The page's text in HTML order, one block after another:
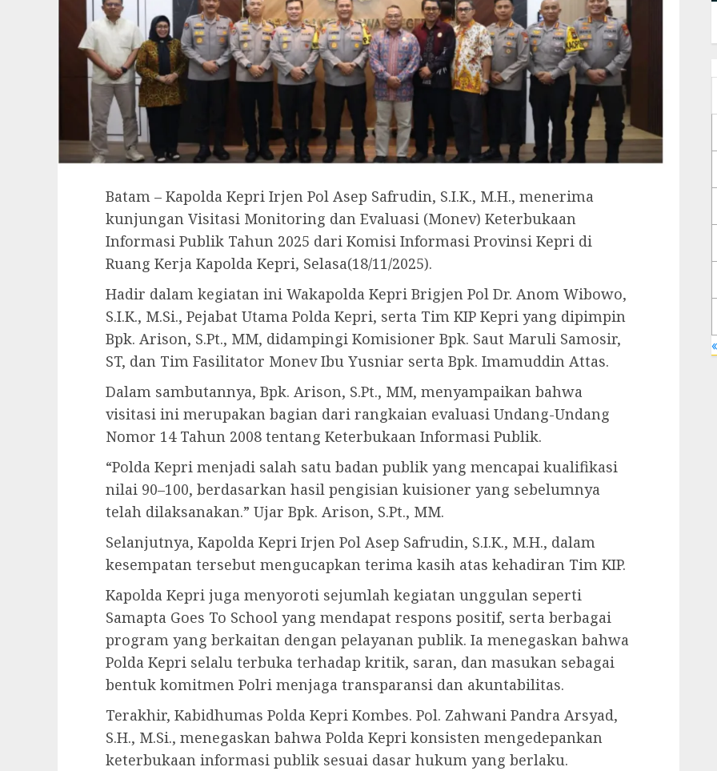
Batam – Kapolda Kepri Irjen Pol Asep Safrudin, S.I.K., M.H., menerima
kunjungan Visitasi Monitoring dan Evaluasi (Monev) Keterbukaan
Informasi Publik Tahun 2025 dari Komisi Informasi Provinsi Kepri di
Ruang Kerja Kapolda Kepri, Selasa(18/11/2025).
Hadir dalam kegiatan ini Wakapolda Kepri Brigjen Pol Dr. Anom Wibowo,
S.I.K., M.Si., Pejabat Utama Polda Kepri, serta Tim KIP Kepri yang dipimpin
Bpk. Arison, S.Pt., MM, didampingi Komisioner Bpk. Saut Maruli Samosir,
ST, dan Tim Fasilitator Monev Ibu Yusniar serta Bpk. Imamuddin Attas.
Dalam sambutannya, Bpk. Arison, S.Pt., MM, menyampaikan bahwa
visitasi ini merupakan bagian dari rangkaian evaluasi Undang-Undang
Nomor 14 Tahun 2008 tentang Keterbukaan Informasi Publik.
“Polda Kepri menjadi salah satu badan publik yang mencapai kualifikasi
nilai 90–100, berdasarkan hasil pengisian kuisioner yang sebelumnya
telah dilaksanakan.” Ujar Bpk. Arison, S.Pt., MM.
Selanjutnya, Kapolda Kepri Irjen Pol Asep Safrudin, S.I.K., M.H., dalam
kesempatan tersebut mengucapkan terima kasih atas kehadiran Tim KIP.
Kapolda Kepri juga menyoroti sejumlah kegiatan unggulan seperti
Samapta Goes To School yang mendapat respons positif, serta berbagai
program yang berkaitan dengan pelayanan publik. Ia menegaskan bahwa
Polda Kepri selalu terbuka terhadap kritik, saran, dan masukan sebagai
bentuk komitmen Polri menjaga transparansi dan akuntabilitas.
Terakhir, Kabidhumas Polda Kepri Kombes. Pol. Zahwani Pandra Arsyad,
S.H., M.Si., menegaskan bahwa Polda Kepri konsisten mengedepankan
keterbukaan informasi publik sesuai dasar hukum yang berlaku.